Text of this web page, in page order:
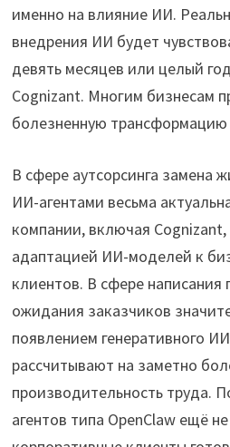
именно на влияние ИИ.
внедрения ИИ будет
девять месяцев или целый
Cognizant. Многим бизнесам
болезненную
В сфере аутсорсинга замена
ИИ-агентами весьма
компании, включая
адаптацией ИИ-моделей к
клиентов. В сфере написания
ожидания заказчиков
появлением генеративного
рассчитывают на заметно
производительность труда.
агентов типа OpenClaw ещё